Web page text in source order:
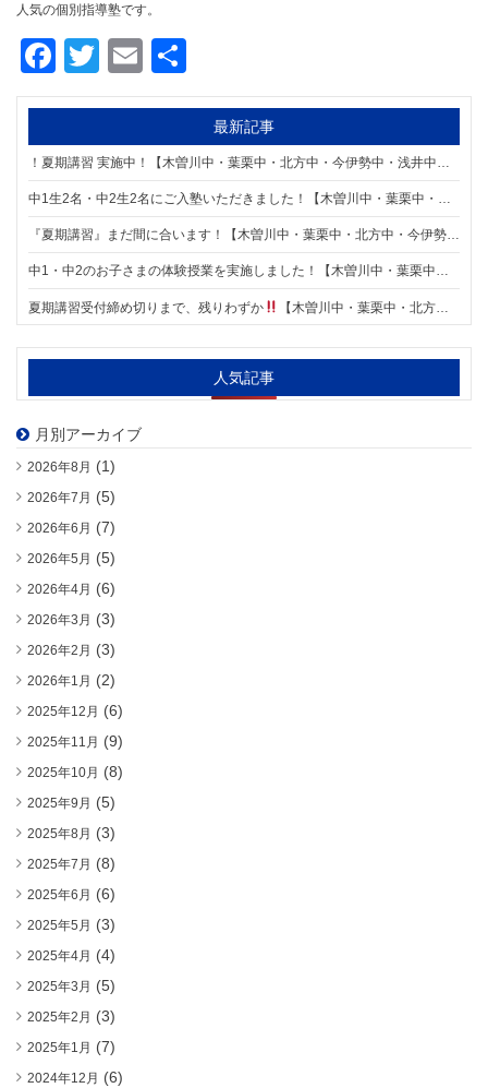
人気の個別指導塾です。
Facebook
Twitter
Email
有
最新記事
夏期講習受付締め切りまで、残りわずか 【木曽川中・葉栗中・北方中・今伊勢中・浅井中・木曽川東小・葉栗小・葉栗北小の個別指導塾 明海学院 一宮木曽川東校】
人気記事
月別アーカイブ
2026年8月 (1)
2026年7月 (5)
2026年6月 (7)
2026年5月 (5)
2026年4月 (6)
2026年3月 (3)
2026年2月 (3)
2026年1月 (2)
2025年12月 (6)
2025年11月 (9)
2025年10月 (8)
2025年9月 (5)
2025年8月 (3)
2025年7月 (8)
2025年6月 (6)
2025年5月 (3)
2025年4月 (4)
2025年3月 (5)
2025年2月 (3)
2025年1月 (7)
2024年12月 (6)